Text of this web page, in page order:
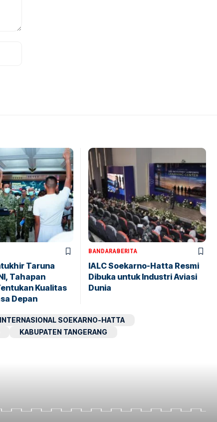
Taruna
Tahapan
Kualitas
Depan
BANDARABERITA
IALC Soekarno-Hatta Resmi
Dibuka untuk Industri Aviasi
Dunia
SOEKARNO-HATTA
KABUPATEN TANGERANG